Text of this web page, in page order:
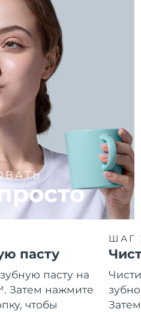
пасту
пасту на
Затем нажмите
чтобы
ШАГ